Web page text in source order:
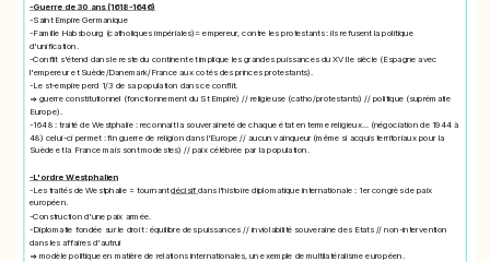
-Guerre de 30 ans (1618-1646)
-Saint Empire Germanique
-Famille Habsbourg (catholiques impériales)= empereur, contre les protestants : ils refusent la politique
d'unification.
-Conflit s'étend dans le reste du continent et implique les grandes puissances du XVIIe siècle (Espagne avec
l'empereur et Suède/Danemark/France aux cotés des princes protestants).
-Le st-empire perd 1/3 de sa population dans ce conflit.
=> guerre constitutionnel (fonctionnement du St Empire) // religieuse (catho/protestants) // politique (suprématie
Europe).
-1648 : traité de Westphalie : reconnait la souveraineté de chaque état en terme religieux... (négociation de 1944 à
48) celui-ci permet : fin guerre de religion dans l'Europe // aucun vainqueur (même si acquis territoriaux pour la
Suède et la France mais sont modestes) // paix célébrée par la population.
-L'ordre Westphalien
-Les traités de Westphalie = tournantdécisif dans l'histoire diplomatique internationale : 1er congrès de paix
européen.
-Construction d'une paix armée.
-Diplomatie fondée sur le droit : équilibre des puissances // inviolabilité souveraine des Etats // non-intervention
dans les affaires d'autrui
=> modèle politique en matière de relations internationales, un exemple de multilatéralisme européen.